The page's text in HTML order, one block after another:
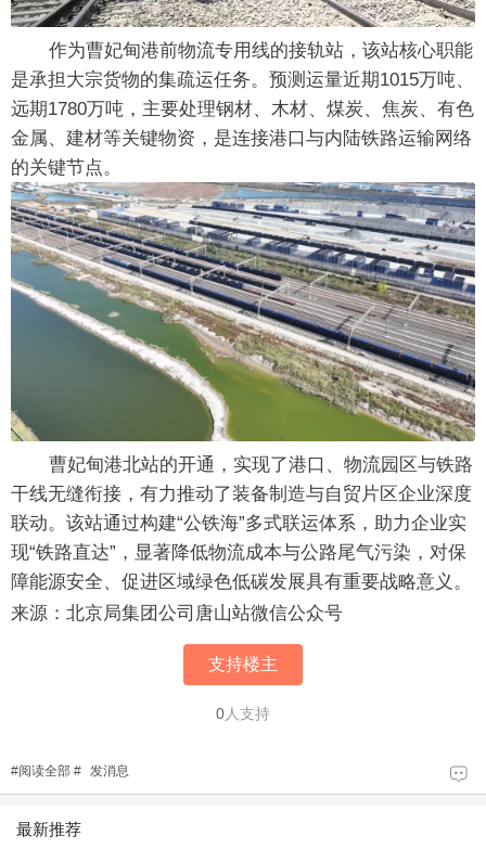
作为曹妃甸港前物流专用线的接轨站，该站核心职能
是承担大宗货物的集疏运任务。预测运量近期1015万吨、
远期1780万吨，主要处理钢材、木材、煤炭、焦炭、有色
金属、建材等关键物资，是连接港口与内陆铁路运输网络
的关键节点。
曹妃甸港北站的开通，实现了港口、物流园区与铁路
干线无缝衔接，有力推动了装备制造与自贸片区企业深度
联动。该站通过构建“公铁海”多式联运体系，助力企业实
现“铁路直达”，显著降低物流成本与公路尾气污染，对保
障能源安全、促进区域绿色低碳发展具有重要战略意义。
来源：北京局集团公司唐山站微信公众号
支持楼主
0人支持
#阅读全部 # 发消息
最新推荐